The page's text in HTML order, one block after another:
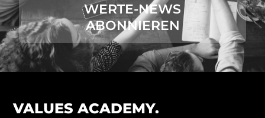
WERTE-NEWS
ABONNIEREN
VALUES ACADEMY.